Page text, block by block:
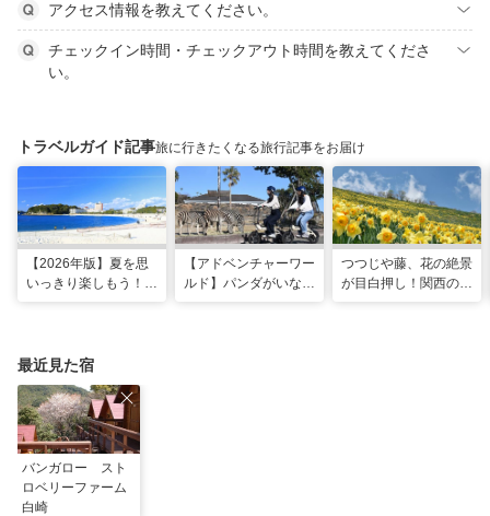
アクセス情報を教えてください。
チェックイン時間・チェックアウト時間を教えてくださ
い。
トラベルガイド記事旅に行きたくなる旅行記事をお届け
【2026年版】夏を思
いっきり楽しもう！関
【アドベンチャーワー
ルド】パンダがいなく
つつじや藤、花の絶景
が目白押し！関西の5
最近見た宿
バンガロー スト
ロベリーファーム
白崎